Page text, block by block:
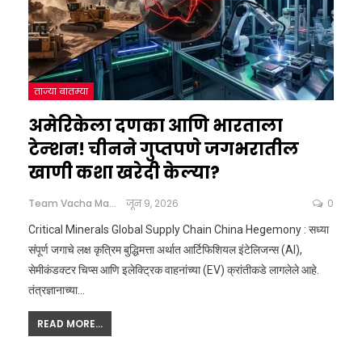
ताज्या बातम्या
अमेरिकेला दणका आणि भारताला
टेन्शन! चीनने गुप्तपणे जगभरातील
खाणी कशा खरेदी केल्या?
Team Vacha Marathi जून 9, 2026 0
Critical Minerals Global Supply Chain China Hegemony : सध्या
संपूर्ण जगाचे लक्ष कृत्रिम बुद्धिमत्ता अर्थात आर्टिफिशियल इंटेलिजन्स (AI),
सेमीकंडक्टर चिप्स आणि इलेक्ट्रिक वाहनांच्या (EV) क्रांतीकडे लागलेले आहे.
तंत्रज्ञानाच्या…
READ MORE...